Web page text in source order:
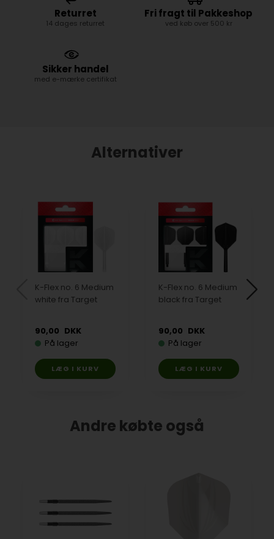
Returret
14 dages returret
Fri fragt til Pakkeshop
ved køb over 500 kr
Sikker handel
med e-mærke certifikat
Alternativer
K-Flex no. 6 Medium
white fra Target
90,00 DKK
På lager
K-Flex no. 6 Medium
black fra Target
90,00 DKK
På lager
Andre købte også